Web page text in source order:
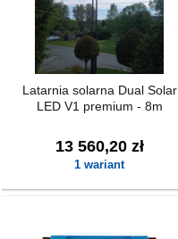
Latarnia solarna Dual Solar
LED V1 premium - 8m
13 560,20 zł
1 wariant